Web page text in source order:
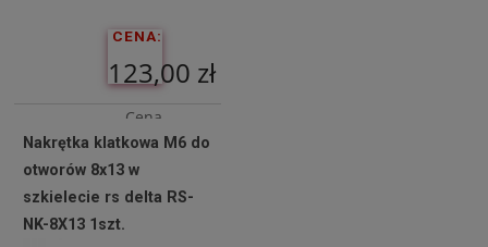
CENA:
123,00 zł
Cena
netto:
100,00 zł
Nakrętka klatkowa M6 do
otworów 8x13 w
szkielecie rs delta RS-
NK-8X13 1szt.